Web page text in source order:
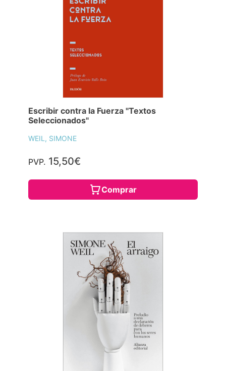
Escribir contra la Fuerza "Textos
Seleccionados"
WEIL, SIMONE
PVP. 15,50€
Comprar